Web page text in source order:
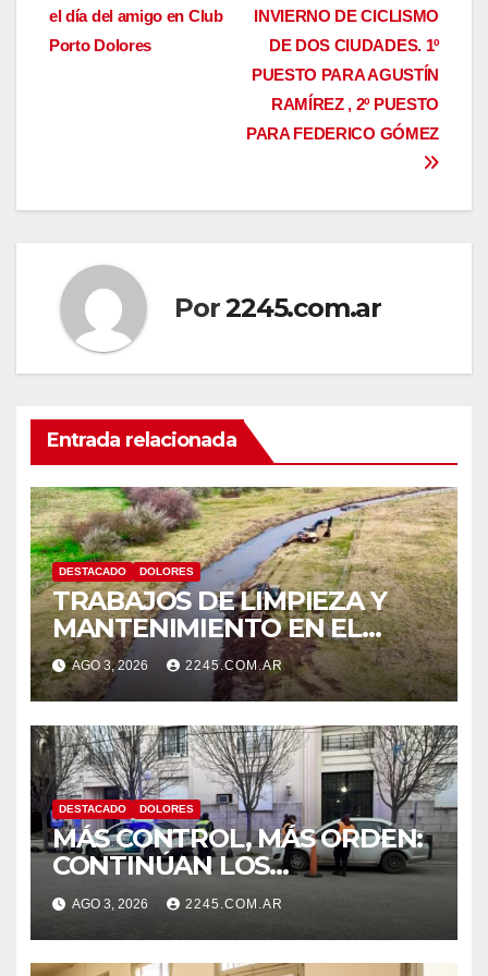
de
INVIERNO DE CICLISMO
DE DOS CIUDADES. 1º
PUESTO PARA AGUSTÍN
RAMÍREZ , 2º PUESTO
PARA FEDERICO GÓMEZ
el día del amigo en Club
Porto Dolores
Por2245.com.ar
Entrada relacionada
DESTACADO DOLORES
TRABAJOS DE LIMPIEZA Y
MANTENIMIENTO EN EL
CANAL LA PICASA
AGO 3, 2026 2245.COM.AR
DESTACADO DOLORES
MÁS CONTROL, MÁS ORDEN:
CONTINÚAN LOS
OPERATIVOS PREVENTIVOS
DE TRÁNSITO EN DOLORES
AGO 3, 2026 2245.COM.AR